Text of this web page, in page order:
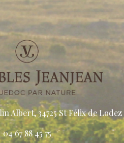
Albert, 34725 St Félix de Lodez
04 67 88 45 75